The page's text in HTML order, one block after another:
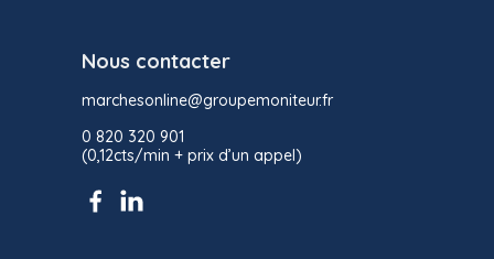
Nous contacter
marchesonline@groupemoniteur.fr
0 820 320 901
(0,12cts/min + prix d’un appel)